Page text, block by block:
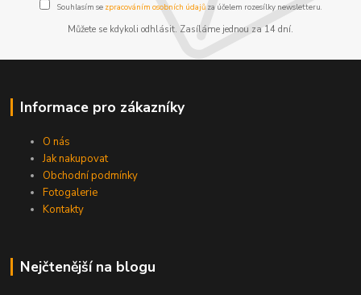
Souhlasím se zpracováním osobních údajůza účelem rozesílky newsletteru.
Můžete se kdykoli odhlásit. Zasíláme jednou za 14 dní.
Informace pro zákazníky
O nás
Jak nakupovat
Obchodní podmínky
Fotogalerie
Kontakty
Nejčtenější na blogu